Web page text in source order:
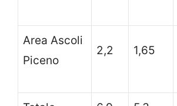
Area Ascoli
Piceno
2,2 1,65